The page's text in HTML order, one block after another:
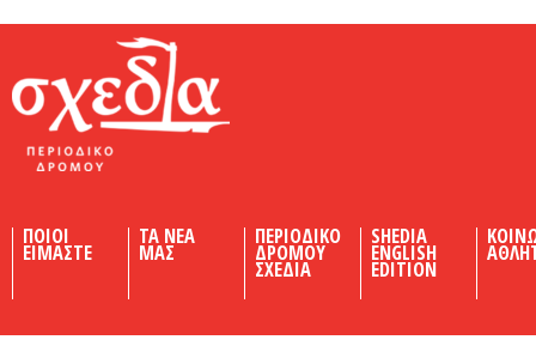
ΠΟΙΟΙ
ΕΙΜΑΣΤΕ
ΤΑ ΝΕΑ
ΜΑΣ
ΠΕΡΙΟΔΙΚΟ
ΔΡΟΜΟΥ
ΣΧΕΔΙΑ
SHEDIA
ENGLISH
EDITION